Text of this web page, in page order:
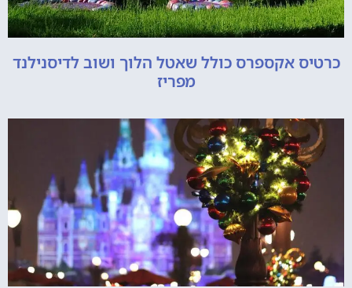
כרטיס אקספרס כולל שאטל הלוך ושוב לדיסנילנד
מפריז